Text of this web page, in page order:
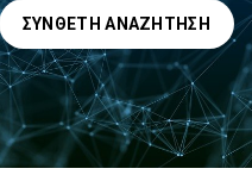
ΣΎΝΘΕΤΗ ΑΝΑΖΉΤΗΣΗ